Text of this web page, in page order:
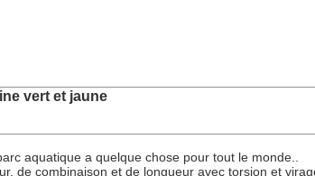
vert et jaune
aquatique a quelque chose pour tout le monde..
de combinaison et de longueur avec torsion et